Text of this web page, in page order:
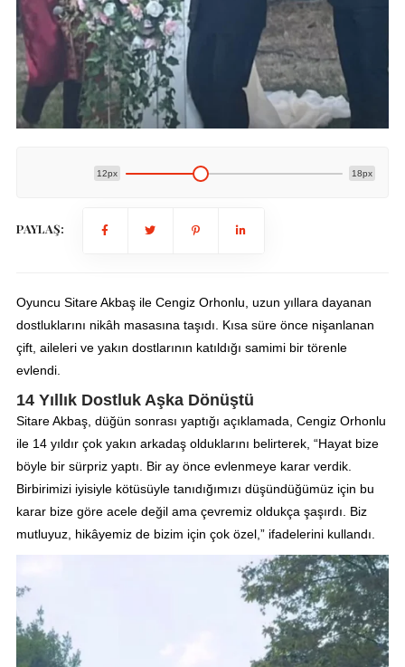
12px 18px
PAYLAŞ:
Oyuncu Sitare Akbaş ile Cengiz Orhonlu, uzun yıllara dayanan
dostluklarını nikâh masasına taşıdı. Kısa süre önce nişanlanan
çift, aileleri ve yakın dostlarının katıldığı samimi bir törenle
evlendi.
14 Yıllık Dostluk Aşka Dönüştü
Sitare Akbaş, düğün sonrası yaptığı açıklamada, Cengiz Orhonlu
ile 14 yıldır çok yakın arkadaş olduklarını belirterek, “Hayat bize
böyle bir sürpriz yaptı. Bir ay önce evlenmeye karar verdik.
Birbirimizi iyisiyle kötüsüyle tanıdığımızı düşündüğümüz için bu
karar bize göre acele değil ama çevremiz oldukça şaşırdı. Biz
mutluyuz, hikâyemiz de bizim için çok özel,” ifadelerini kullandı.